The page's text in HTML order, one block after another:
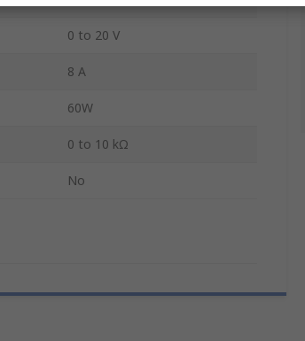
0 to 20 V
8 A
60W
0 to 10 kΩ
No